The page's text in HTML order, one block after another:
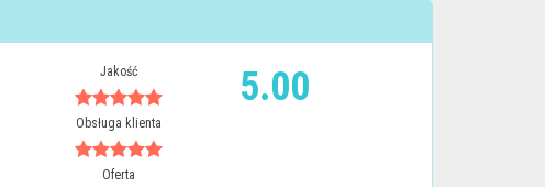
Jakość
Obsługa klienta
Oferta
5.00